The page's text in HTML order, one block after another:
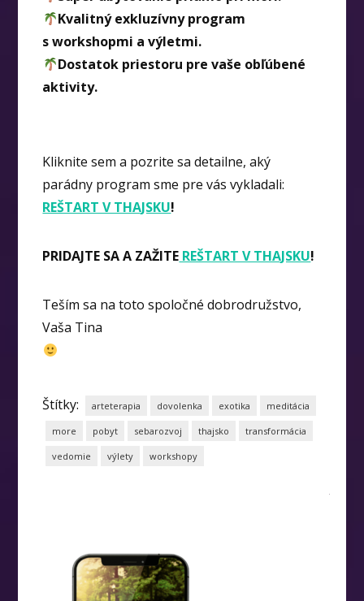
Kvalitný exkluzívny program
s workshopmi a výletmi.
Dostatok priestoru pre vaše obľúbené
aktivity.
Kliknite sem a pozrite sa detailne, aký
parádny program sme pre vás vykladali:
REŠTART V THAJSKU!
PRIDAJTE SA A ZAŽITE REŠTART V THAJSKU!
Teším sa na toto spoločné dobrodružstvo,
Vaša Tina
Štítky: arteterapia dovolenka exotika meditácia
more pobyt sebarozvoj thajsko transformácia
vedomie výlety workshopy